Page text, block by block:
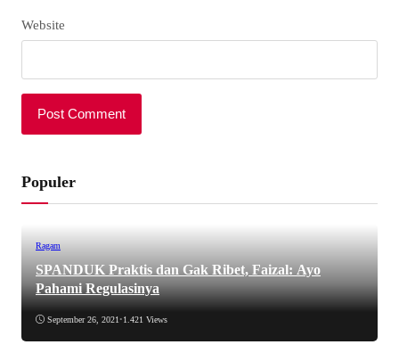
Website
Populer
Ragam
SPANDUK Praktis dan Gak Ribet, Faizal: Ayo
Pahami Regulasinya
September 26, 2021 •1.421 Views